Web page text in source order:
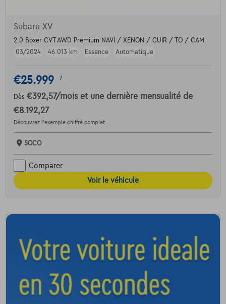
Subaru XV
2.0 Boxer CVT AWD Premium NAVI / XENON / CUIR / TO / CAM
03/2024
46.013 km Essence Automatique
€25.999 1
Dès €392,57/mois et une dernière mensualité de
€8.192,27
Découvrez l’exemple chiffré complet
SOCO
Comparer
Voir le véhicule